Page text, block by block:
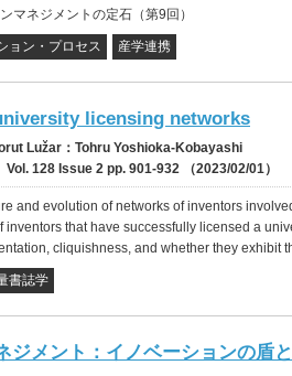
ネジメントの定石（第9回）
ョン・プロセス 産学連携
licensing networks
Lužar：Tohru Yoshioka‑Kobayashi
Vol. 128 Issue 2 pp. 901-932 （2023/02/01）
and evolution of networks of inventors
inventors that have successfully licensed a
cliquishness, and whether they exhibit
書誌学
ジメント：イノベーションの盾